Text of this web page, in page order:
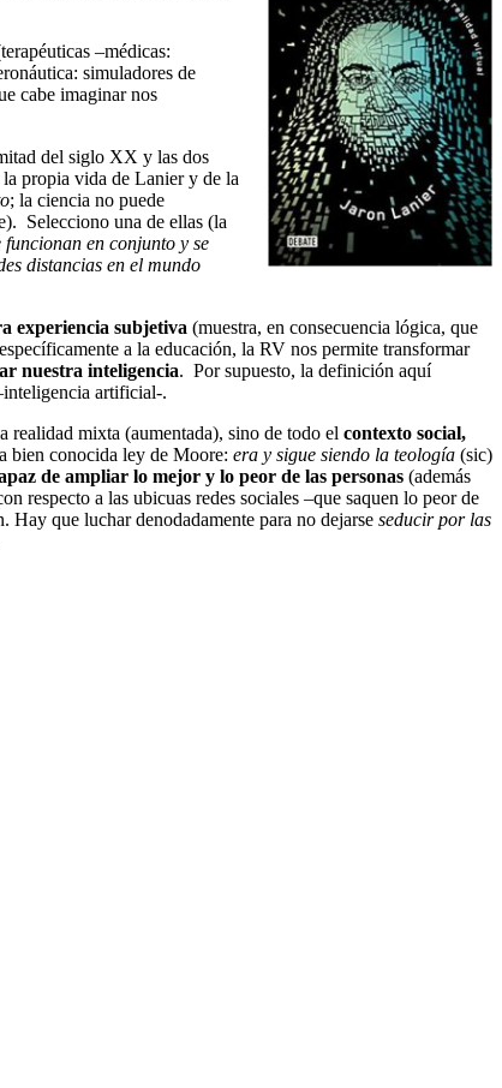
–médicas:
simuladores de
cabe imaginar nos
del siglo XX y las dos
propia vida de Lanier y de la
; la ciencia no puede
Selecciono una de ellas (la
en conjunto y se
distancias en el mundo
experiencia subjetiva (muestra, en consecuencia lógica, que
a la educación, la RV nos permite transformar
nuestra inteligencia. Por supuesto, la definición aquí
artificial-.
realidad mixta (aumentada), sino de todo el contexto social,
bien conocida ley de Moore: era y sigue siendo la teología (sic)
de ampliar lo mejor y lo peor de las personas (además
respecto a las ubicuas redes sociales –que saquen lo peor de
Hay que luchar denodadamente para no dejarse seducir por las